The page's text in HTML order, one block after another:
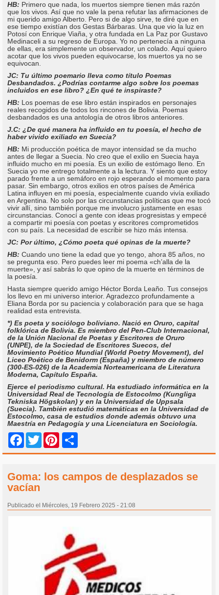
HB: Primero que nada, los muertos siempre tienen más razón
que los vivos. Así que no vale la pena refutar las afirmaciones de
mi querido amigo Alberto. Pero si de algo sirve, te diré que en
ese tiempo existían dos Gestas Bárbaras. Una que vio la luz en
Potosí con Enrique Viaña, y otra fundada en La Paz por Gustavo
Medinaceli a su regreso de Europa. Yo no pertenecía a ninguna
de ellas, era simplemente un observador, un colado. Aquí quiero
acotar que los vivos pueden equivocarse, los muertos ya no se
equivocan.
JC: Tu último poemario lleva como título Poemas
Desbandados. ¿Podrías contarme algo sobre los poemas
incluidos en ese libro? ¿En qué te inspiraste?
HB: Los poemas de ese libro están inspirados en personajes
reales recogidos de todos los rincones de Bolivia. Poemas
desbandados es una antología de otros libros anteriores.
J.C: ¿De qué manera ha influido en tu poesía, el hecho de
haber vivido exiliado en Suecia?
HB: Mi producción poética de mayor intensidad se da mucho
antes de llegar a Suecia. No creo que el exilio en Suecia haya
influido mucho en mi poesía. Es un exilio de estómago lleno. En
Suecia yo me entrego totalmente a la lectura. Y siento que estoy
parado frente a un semáforo en rojo esperando el momento para
pasar. Sin embargo, otros exilios en otros países de América
Latina influyen en mi poesía, especialmente cuando vivía exiliado
en Argentina. No solo por las circunstancias políticas que me tocó
vivir allí, sino también porque me involucro justamente en esas
circunstancias. Conocí a gente con ideas progresistas y empecé
a compartir mi poesía con poetas y escritores comprometidos
con su país. La necesidad de escribir se hizo más intensa.
JC: Por último, ¿Cómo poeta qué opinas de la muerte?
HB: Cuando uno tiene la edad que yo tengo, ahora 85 años, no
se pregunta eso. Pero puedes leer mi poema «ch’alla de la
muerte», y así sabrás lo que opino de la muerte en términos de
la poesía.
Hasta siempre querido amigo Héctor Borda Leaño. Tus consejos
los llevo en mi universo interior. Agradezco profundamente a
Eliana Borda por su paciencia y colaboración para que se haga
realidad esta entrevista.
*) Es poeta y sociólogo boliviano. Nació en Oruro, capital
folklórica de Bolivia. Es miembro del Pen-Club Internacional,
de la Unión Nacional de Poetas y Escritores de Oruro
(UNPE), de la Sociedad de Escritores Suecos, del
Movimiento Poético Mundial (World Poetry Movement), del
Liceo Poético de Benidorm (España) y miembro de número
(300-ES-026) de la Academia Norteamericana de Literatura
Moderna, Capítulo España.
Ejerce el periodismo cultural. Ha estudiado informática en la
Universidad Real de Tecnología de Estocolmo (Kungliga
Tekniska Högskolan) y en la Universidad de Uppsala
(Suecia). También estudió matemáticas en la Universidad de
Estocolmo, casa de estudios donde además obtuvo una
Maestría en Pedagogía y una Licenciatura en Sociología.
Facebook
Twitter Pinterest
Goma: los campos de desplazados se
vacían
Publicado el Miércoles, 19 Febrero 2025 - 21:08